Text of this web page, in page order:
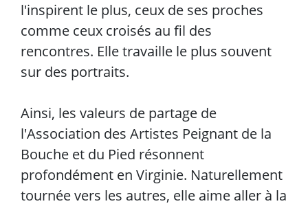
l'inspirent le plus, ceux de ses proches
comme ceux croisés au fil des
rencontres. Elle travaille le plus souvent
sur des portraits.
Ainsi, les valeurs de partage de
l'Association des Artistes Peignant de la
Bouche et du Pied résonnent
profondément en Virginie. Naturellement
tournée vers les autres, elle aime aller à la